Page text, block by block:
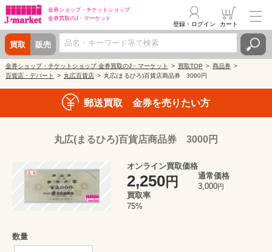
金券ショップ・ チケットショップ
金券買取のJ・マーケット
買取 販売
登録・ログイン カート
金券ショップ・チケットショップ 金券買取のJ・マーケット 買取TOP
商品券
百貨店・デパート
丸広百貨店 丸広(まるひろ)百貨店商品券 3000円
郵送買取 金券を売りたい方
丸広(まるひろ)百貨店商品券 3000円
オンライン買取価格
2,250円
通常価格
3,000円
買取率
75%
数量